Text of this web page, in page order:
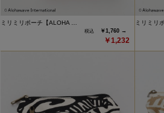
ミリミリポーチ【ALOHA …
￥1,760 →
￥1,232
ミリミリ